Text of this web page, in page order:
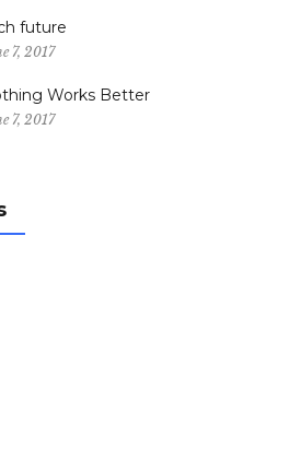
future
7, 2017
Works Better
7, 2017